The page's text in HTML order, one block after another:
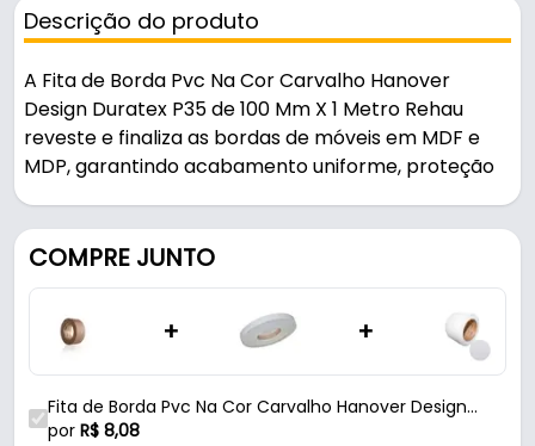
Descrição do produto
A Fita de Borda Pvc Na Cor Carvalho Hanover
Design Duratex P35 de 100 Mm X 1 Metro Rehau
reveste e finaliza as bordas de móveis em MDF e
MDP, garantindo acabamento uniforme, proteção
Indicado para madeira / mdf / mdp.
Fabricada em PVC com acabamento design, é
resistente e durável no uso diário.
Características:
- Marca: Rehau
COMPRE JUNTO
+ +
Fita de Borda Pvc Na Cor Carvalho Hanover Design
Duratex P35 de 100 Mm X 1 Metro Rehau
por R$ 8,08